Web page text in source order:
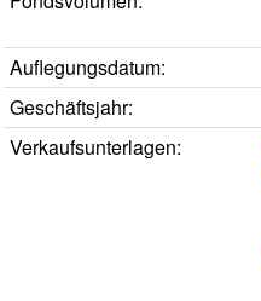
Auflegungsdatum:
Geschäftsjahr:
Verkaufsunterlagen: